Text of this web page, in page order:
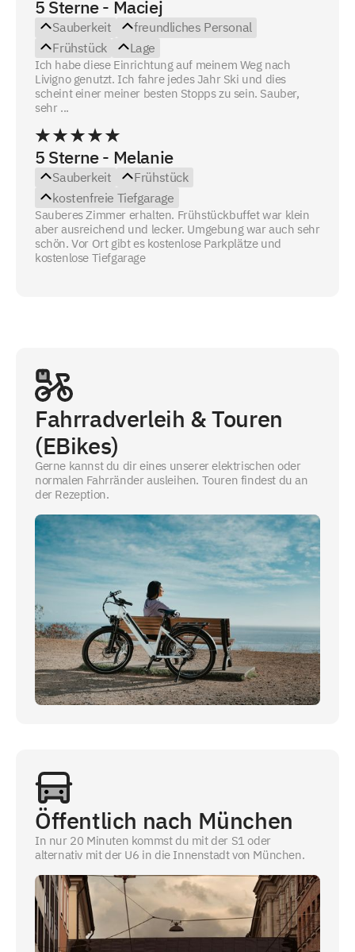
5 Sterne - Maciej
Sauberkeit
freundliches Personal
Frühstück
Lage
Ich habe diese Einrichtung auf meinem Weg nach
Livigno genutzt. Ich fahre jedes Jahr Ski und dies
scheint einer meiner besten Stopps zu sein. Sauber,
sehr ...
5 Sterne - Melanie
Sauberkeit
Frühstück
kostenfreie Tiefgarage
Sauberes Zimmer erhalten. Frühstückbuffet war klein
aber ausreichend und lecker. Umgebung war auch sehr
schön. Vor Ort gibt es kostenlose Parkplätze und
kostenlose Tiefgarage
Fahrradverleih & Touren
(EBikes)
Gerne kannst du dir eines unserer elektrischen oder
normalen Fahrränder ausleihen. Touren findest du an
der Rezeption.
Öffentlich nach München
In nur 20 Minuten kommst du mit der S1 oder
alternativ mit der U6 in die Innenstadt von München.